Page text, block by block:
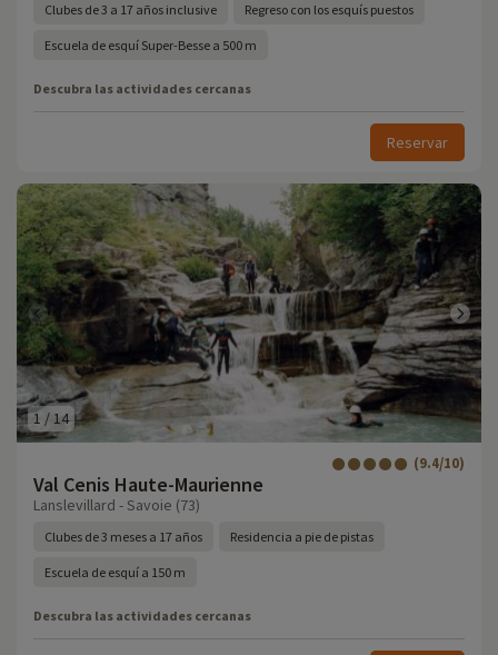
Clubes de 3 a 17 años inclusive Regreso con los esquís puestos
Escuela de esquí Super-Besse a 500 m
Descubra las actividades cercanas
Reservar
1 /14
Val Cenis Haute-Maurienne
(9.4/10)
Lanslevillard - Savoie (73)
Clubes de 3 meses a 17 años Residencia a pie de pistas
Escuela de esquí a 150 m
Descubra las actividades cercanas